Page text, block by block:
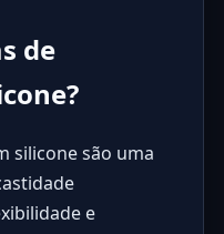
de
silicone são uma
e